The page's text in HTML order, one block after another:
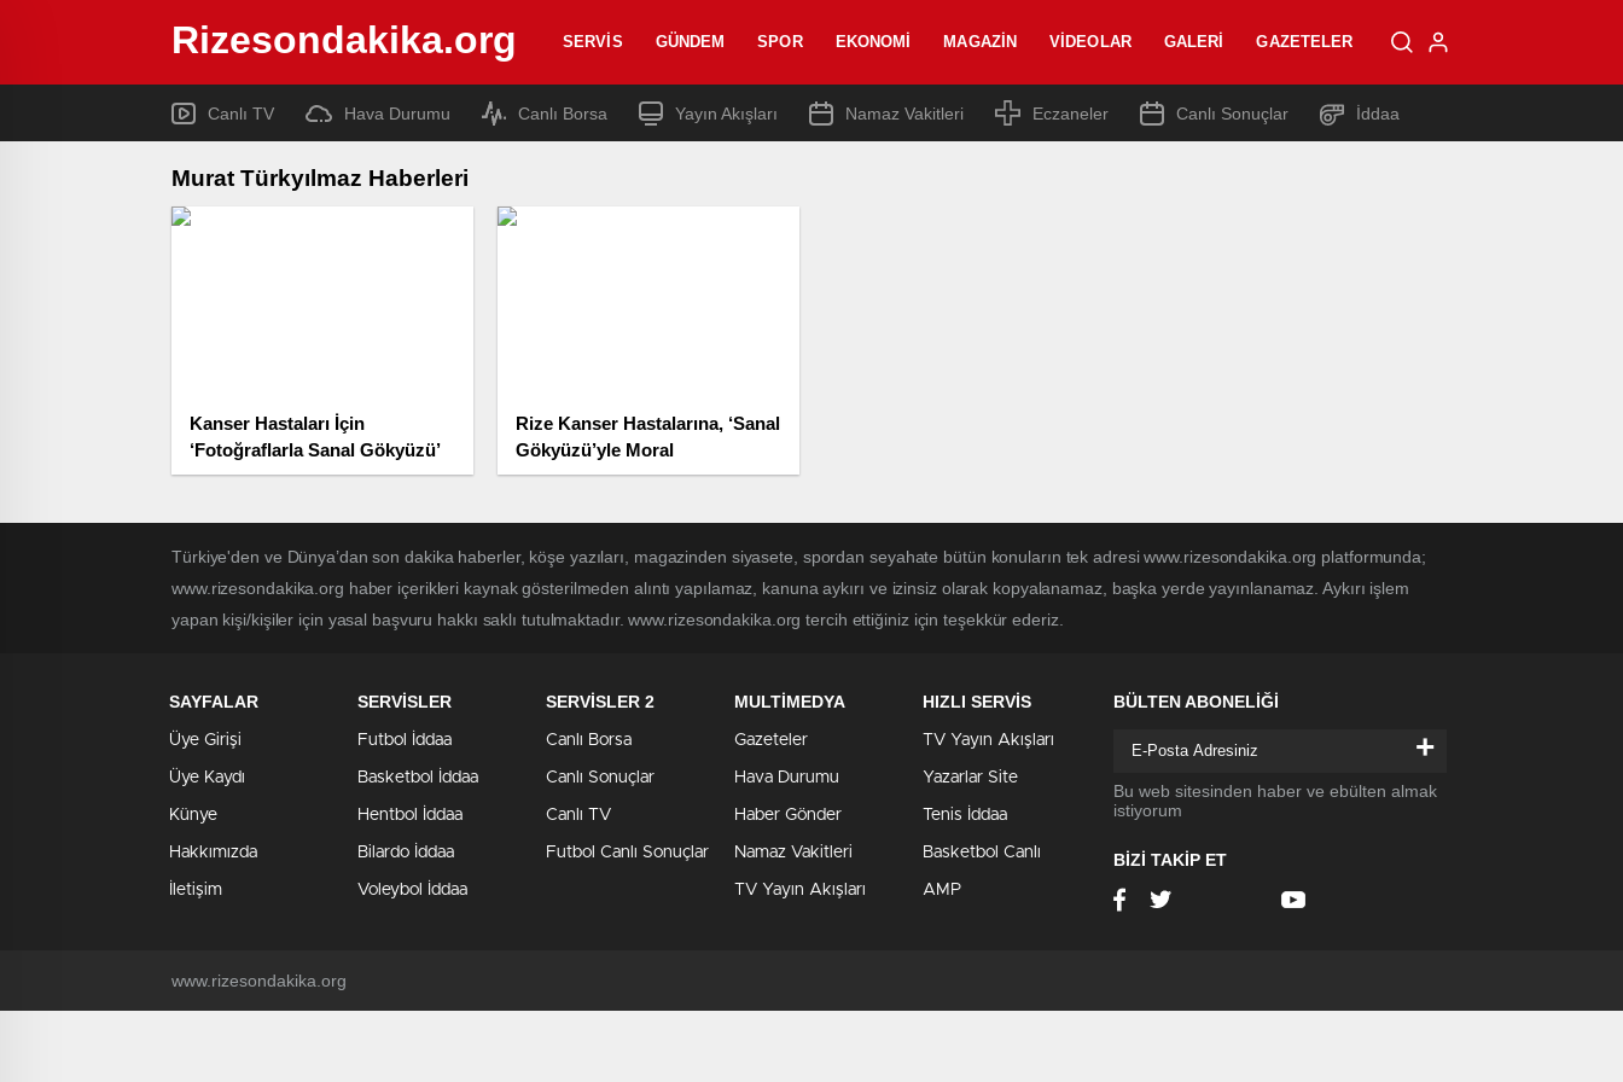
Rizesondakika.org SERVIS GÜNDEM SPOR EKONOMI MAGAZIN VIDEOLAR GALERI GAZETELER
Canlı TV Hava Durumu Canlı Borsa Yayın Akışları Namaz Vakitleri Eczaneler Canlı Sonuçlar İddaa
Murat Türkyılmaz Haberleri
Kanser Hastaları İçin
‘Fotoğraflarla Sanal Gökyüzü’
Rize Kanser Hastalarına, ‘Sanal
Gökyüzü’yle Moral
Türkiye'den ve Dünya’dan son dakika haberler, köşe yazıları, magazinden siyasete, spordan seyahate bütün konuların tek adresi www.rizesondakika.org platformunda;
www.rizesondakika.org haber içerikleri kaynak gösterilmeden alıntı yapılamaz, kanuna aykırı ve izinsiz olarak kopyalanamaz, başka yerde yayınlanamaz. Aykırı işlem
yapan kişi/kişiler için yasal başvuru hakkı saklı tutulmaktadır. www.rizesondakika.org tercih ettiğiniz için teşekkür ederiz.
SAYFALAR
Üye Girişi
Üye Kaydı
Künye
Hakkımızda
İletişim
SERVİSLER
Futbol İddaa
Basketbol İddaa
Hentbol İddaa
Bilardo İddaa
Voleybol İddaa
SERVİSLER 2
Canlı Borsa
Canlı Sonuçlar
Canlı TV
Futbol Canlı Sonuçlar
MULTİMEDYA
Gazeteler
Hava Durumu
Haber Gönder
Namaz Vakitleri
TV Yayın Akışları
HIZLI SERVİS
TV Yayın Akışları
Yazarlar Site
Tenis İddaa
Basketbol Canlı
AMP
BÜLTEN ABONELİĞİ
+
Bu web sitesinden haber ve ebülten almak
istiyorum
BİZİ TAKİP ET
www.rizesondakika.org